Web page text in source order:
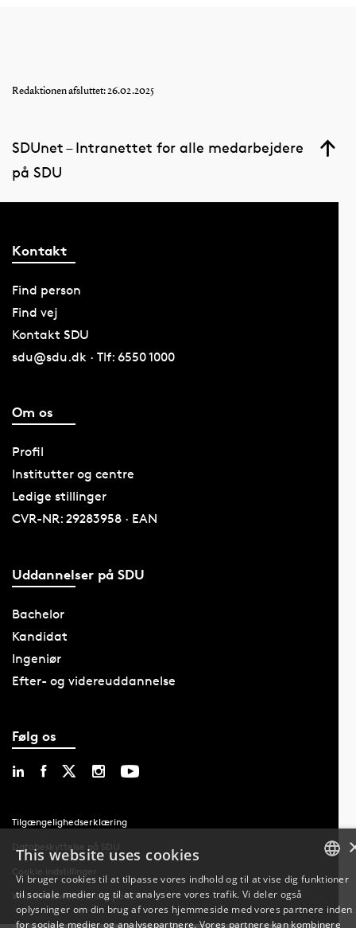
Redaktionen afsluttet: 26.02.2025
SDUnet – Intranettet for alle medarbejdere
på SDU
Kontakt
Find person
Find vej
Kontakt SDU
sdu@sdu.dk · Tlf: 6550 1000
Om os
Profil
Institutter og centre
Ledige stillinger
CVR-NR: 29283958 · EAN
Uddannelser på SDU
Bachelor
Kandidat
Ingeniør
Efter- og videreuddannelse
Følg os
Tilgængelighedserklæring
Databeskyttelse på SDU
Cookie indstillinger
Whistleblowerordning på SDU
This website uses cookies
Vi bruger cookies til at tilpasse vores indhold og til at vise dig funktioner
til sociale medier og til at analysere vores trafik. Vi deler også
oplysninger om din brug af vores hjemmeside med vores partnere inden
for sociale medier og analysepartnere. Vores partnere kan kombinere